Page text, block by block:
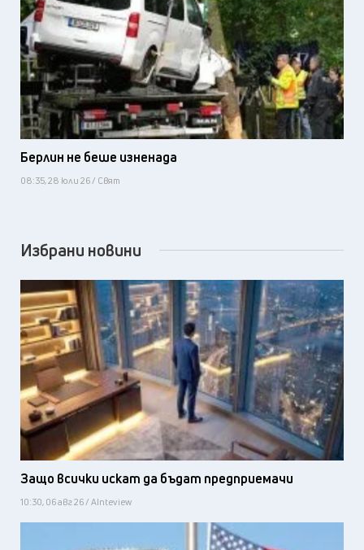
Берлин не беше изненада
08:35, 28 юли 26 / Свят
Избрани новини
Защо всички искат да бъдат предприемачи
10:30, 06 авг 26 / AInteview